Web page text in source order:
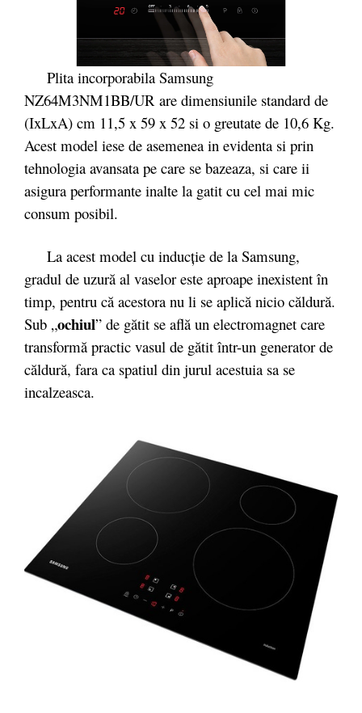
Plita incorporabila Samsung
NZ64M3NM1BB/UR are dimensiunile standard de
(IxLxA) cm 11,5 x 59 x 52 si o greutate de 10,6 Kg.
Acest model iese de asemenea in evidenta si prin
tehnologia avansata pe care se bazeaza, si care ii
asigura performante inalte la gatit cu cel mai mic
consum posibil.
La acest model cu inducție de la Samsung,
gradul de uzură al vaselor este aproape inexistent în
timp, pentru că acestora nu li se aplică nicio căldură.
Sub „ochiul” de gătit se află un electromagnet care
transformă practic vasul de gătit într-un generator de
căldură, fara ca spatiul din jurul acestuia sa se
incalzeasca.